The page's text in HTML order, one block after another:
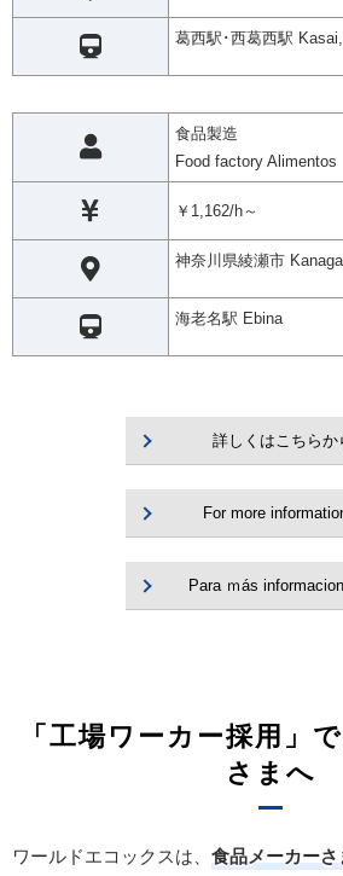
葛西駅･西葛西駅
食品製造
Food factory Alimentos
￥1,162/h～
神奈川県綾瀬市
海老名駅 Ebina
詳しくはこちらか
For more
Para ｍás
「工場ワーカー採用」
さまへ
ワールドエコックスは、 食品メーカーさ